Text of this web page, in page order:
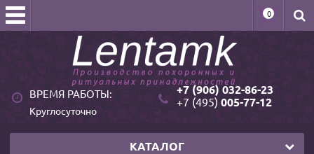
0
ВРЕМЯ РАБОТЫ:
Круглосуточно
+7 (906) 032-86-23
+7 (495) 005-77-12
КАТАЛОГ